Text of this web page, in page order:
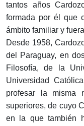
tantos años
formada por él que
ámbito familiar y
Desde 1958,
del Paraguay, en
Filosofía, de la
Universidad
profesar la misma
superiores, de cuyo
en la que también